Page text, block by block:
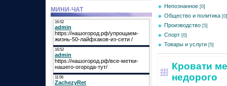
МИНИ-ЧАТ
Непознанное [0]
Общество и политика [0]
Производство [5]
Спорт [0]
Товары и услуги [5]
Кровати
недорого